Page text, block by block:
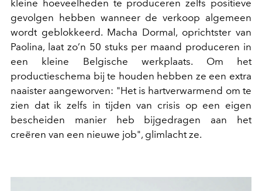
kleine hoeveelheden te produceren zelfs positieve
gevolgen hebben wanneer de verkoop algemeen
wordt geblokkeerd. Macha Dormal, oprichtster van
Paolina, laat zo’n 50 stuks per maand produceren in
een kleine Belgische werkplaats. Om het
productieschema bij te houden hebben ze een extra
naaister aangeworven: "Het is hartverwarmend om te
zien dat ik zelfs in tijden van crisis op een eigen
bescheiden manier heb bijgedragen aan het
creëren van een nieuwe job", glimlacht ze.